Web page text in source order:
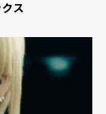
ス